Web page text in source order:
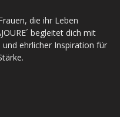
die ihr Leben
begleitet dich mit
ehrlicher Inspiration für